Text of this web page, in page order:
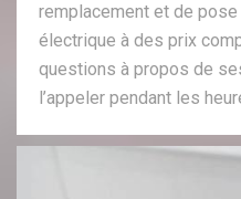
remplacement et de
électrique à des prix
questions à propos de
l’appeler pendant les